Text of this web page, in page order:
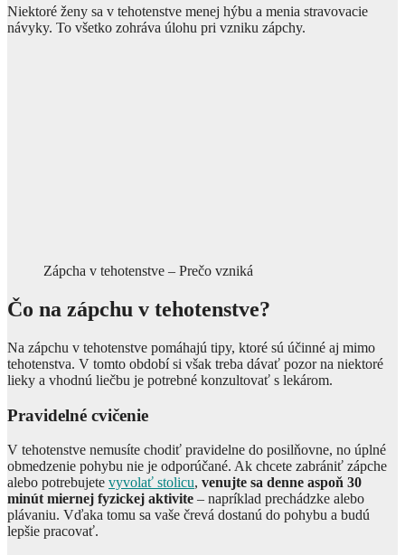
Niektoré ženy sa v tehotenstve menej hýbu a menia stravovacie
návyky. To všetko zohráva úlohu pri vzniku zápchy.
Zápcha v tehotenstve – Prečo vzniká
Čo na zápchu v tehotenstve?
Na zápchu v tehotenstve pomáhajú tipy, ktoré sú účinné aj mimo
tehotenstva. V tomto období si však treba dávať pozor na niektoré
lieky a vhodnú liečbu je potrebné konzultovať s lekárom.
Pravidelné cvičenie
V tehotenstve nemusíte chodiť pravidelne do posilňovne, no úplné
obmedzenie pohybu nie je odporúčané. Ak chcete zabrániť zápche
alebo potrebujete vyvolať stolicu, venujte sa denne aspoň 30
minút miernej fyzickej aktivite – napríklad prechádzke alebo
plávaniu. Vďaka tomu sa vaše črevá dostanú do pohybu a budú
lepšie pracovať.